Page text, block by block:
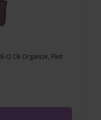
Q CB Organize, Flint